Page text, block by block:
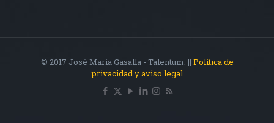
© 2017 José María Gasalla - Talentum. || Política de
privacidad y aviso legal